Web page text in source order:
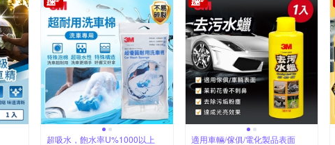
超吸水，飽水率U%1000以上 適用車輛/傢俱/電化製品表面